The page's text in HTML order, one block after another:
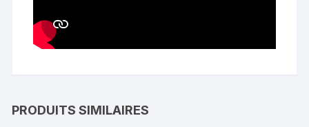
PRODUITS SIMILAIRES